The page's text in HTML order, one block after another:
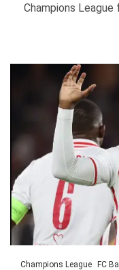
Champions League
Champions League FC